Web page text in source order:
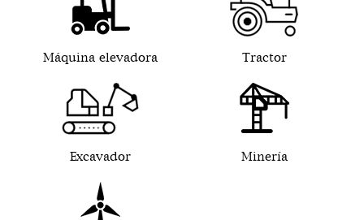
Máquina elevadora Tractor
Excavador Minería